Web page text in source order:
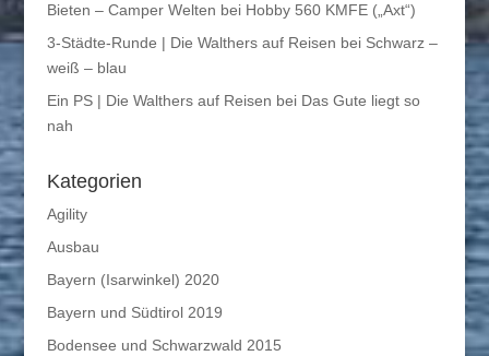
Bieten – Camper Welten bei Hobby 560 KMFE („Axt“)
3-Städte-Runde | Die Walthers auf Reisen bei Schwarz –
weiß – blau
Ein PS | Die Walthers auf Reisen bei Das Gute liegt so
nah
Kategorien
Agility
Ausbau
Bayern (Isarwinkel) 2020
Bayern und Südtirol 2019
Bodensee und Schwarzwald 2015